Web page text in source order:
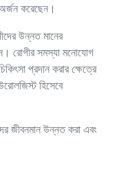
অর্জন করেছেন।
উন্নত মানের
রোগীর সমস্যা মনোযোগ
প্রদান করার ক্ষেত্রে
হিসেবে
জীবনমান উন্নত করা এবং